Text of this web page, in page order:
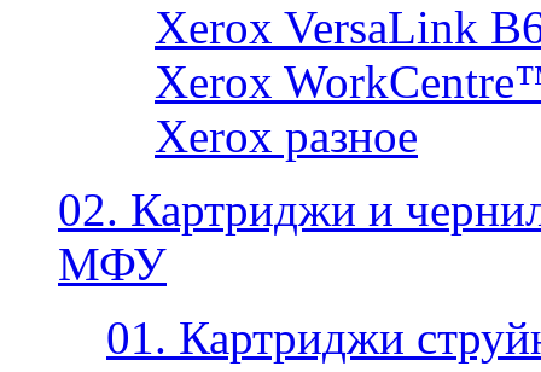
Xerox VersaLink
Xerox
Xerox разное
02. Картриджи и
МФУ
01. Картриджи